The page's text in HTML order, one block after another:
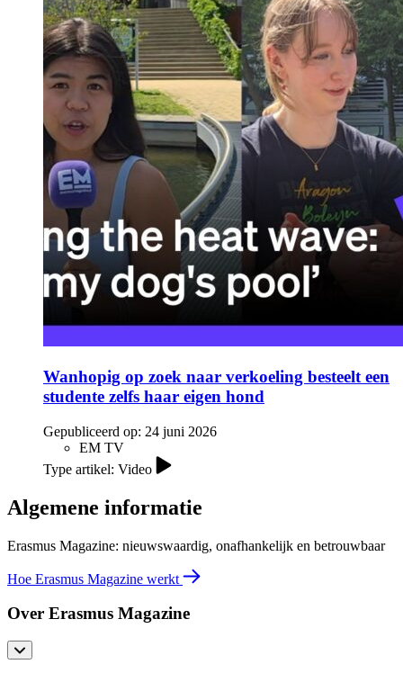
Wanhopig op zoek naar verkoeling besteelt een
studente zelfs haar eigen hond
Gepubliceerd op: 24 juni 2026
EM TV
Type artikel: Video
Algemene informatie
Erasmus Magazine: nieuwswaardig, onafhankelijk en betrouwbaar
Hoe Erasmus Magazine werkt
Over Erasmus Magazine